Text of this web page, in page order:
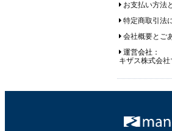
お支払い方法
特定商取引法
会社概要とご
運営会社：
キザス株式会